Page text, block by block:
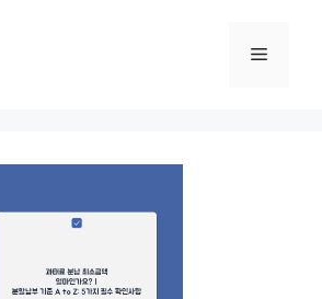
메